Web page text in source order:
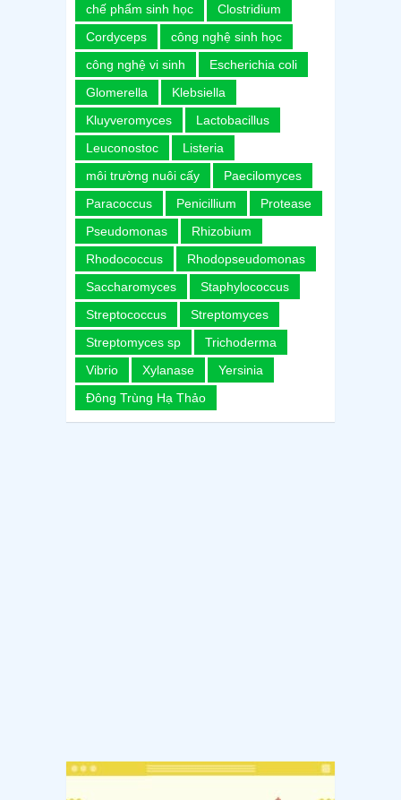
chế phẩm sinh học
Clostridium
Cordyceps
công nghệ sinh học
công nghệ vi sinh
Escherichia coli
Glomerella
Klebsiella
Kluyveromyces
Lactobacillus
Leuconostoc
Listeria
môi trường nuôi cấy
Paecilomyces
Paracoccus
Penicillium
Protease
Pseudomonas
Rhizobium
Rhodococcus
Rhodopseudomonas
Saccharomyces
Staphylococcus
Streptococcus
Streptomyces
Streptomyces sp
Trichoderma
Vibrio
Xylanase
Yersinia
Đông Trùng Hạ Thảo